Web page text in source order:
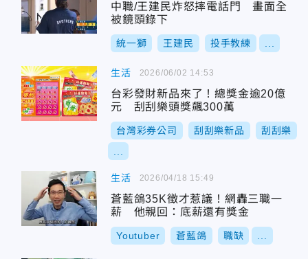
中職/王建民炸怒摔電話門 畫面全
被鏡頭錄下
統一獅 王建民 投手教練
生活
台彩發財新品來了！總獎金逾20億
元 刮刮樂頭獎飆300萬
台灣彩券公司 刮刮樂新品 刮刮樂
2026/06/02 14:53
生活
蒼藍鴿35K徵才惹議！網轟三職一
薪 他親回：底薪還有獎金
Youtuber 蒼藍鴿 職缺
2026/04/18 15:49